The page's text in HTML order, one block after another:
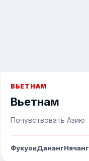
ВЬЕТНАМ
Вьетнам
Почувствовать Азию
ФукуокДанангНячанг